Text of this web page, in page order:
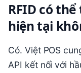
RFID có
hiện tại
Có. Việt POS
API kết nối với